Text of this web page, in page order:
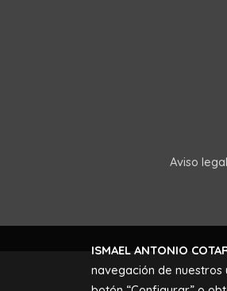
Aviso legal
ISMAEL ANTONIO
navegación de